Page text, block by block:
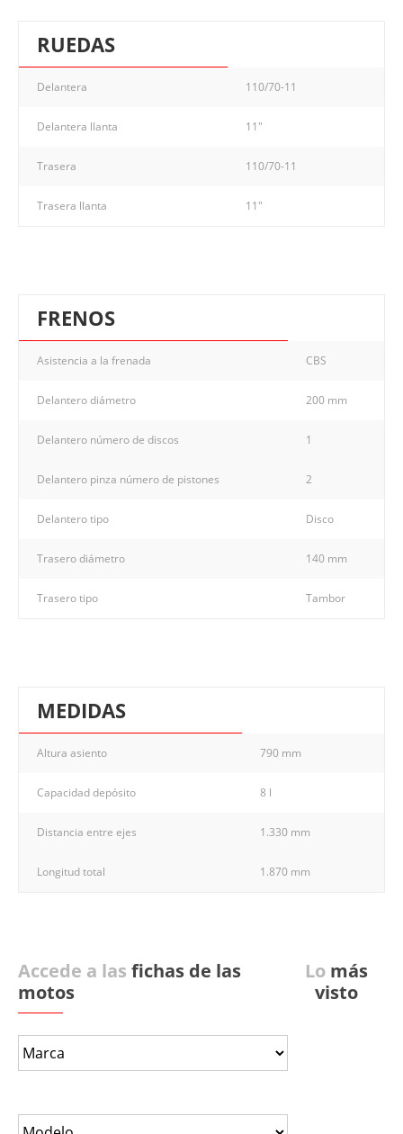
RUEDAS
Delantera 110/70-11
Delantera llanta 11"
Trasera 110/70-11
Trasera llanta 11"
FRENOS
Asistencia a la frenada CBS
Delantero diámetro 200 mm
Delantero número de discos 1
Delantero pinza número de pistones 2
Delantero tipo Disco
Trasero diámetro 140 mm
Trasero tipo Tambor
MEDIDAS
Altura asiento 790 mm
Capacidad depósito 8 l
Distancia entre ejes 1.330 mm
Longitud total 1.870 mm
Accede a las fichas de las
motos
Lo más
visto